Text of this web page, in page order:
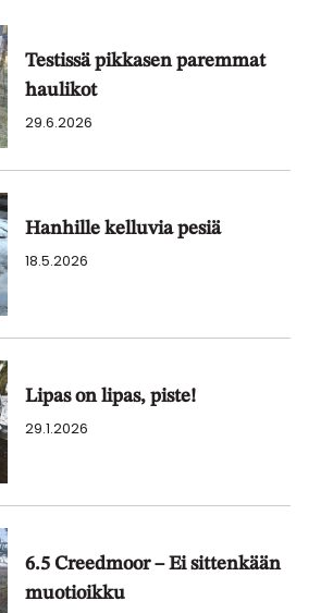
Testissä pikkasen paremmat
haulikot
29.6.2026
Hanhille kelluvia pesiä
18.5.2026
Lipas on lipas, piste!
29.1.2026
6.5 Creedmoor – Ei sittenkään
muotioikku